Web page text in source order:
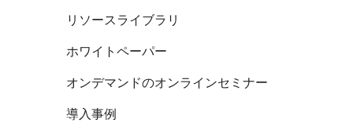
リソースライブラリ
ホワイトペーパー
オンデマンドのオンラインセミナー
導入事例